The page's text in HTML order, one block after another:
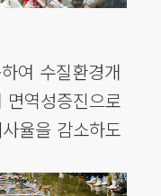
여 수질환경개
역성증진으로
율을 감소하도